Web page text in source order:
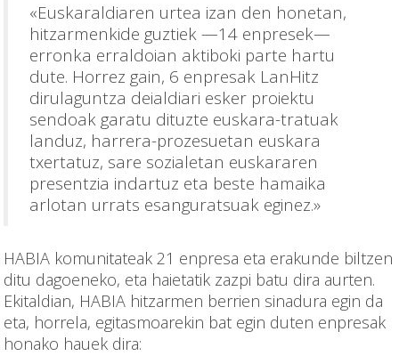
«Euskaraldiaren urtea izan den honetan,
hitzarmenkide guztiek —14 enpresek—
erronka erraldoian aktiboki parte hartu
dute. Horrez gain, 6 enpresak LanHitz
dirulaguntza deialdiari esker proiektu
sendoak garatu dituzte euskara-tratuak
landuz, harrera-prozesuetan euskara
txertatuz, sare sozialetan euskararen
presentzia indartuz eta beste hamaika
arlotan urrats esanguratsuak eginez.»
HABIA komunitateak 21 enpresa eta erakunde biltzen
ditu dagoeneko, eta haietatik zazpi batu dira aurten.
Ekitaldian, HABIA hitzarmen berrien sinadura egin da
eta, horrela, egitasmoarekin bat egin duten enpresak
honako hauek dira: